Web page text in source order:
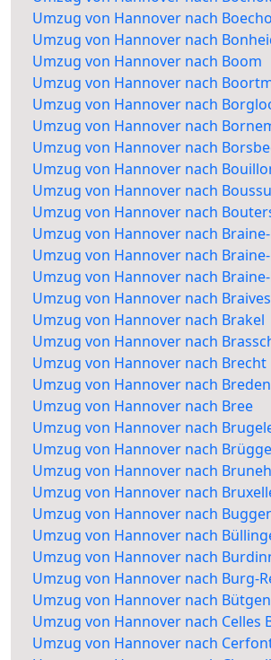
Umzug von Hannover nach
Umzug von Hannover nach
Umzug von Hannover nach Boom
Umzug von Hannover nach
Umzug von Hannover nach
Umzug von Hannover nach
Umzug von Hannover nach
Umzug von Hannover nach
Umzug von Hannover nach Boussu
Umzug von Hannover nach
Umzug von Hannover nach Braine-
Umzug von Hannover nach
Umzug von Hannover nach
Umzug von Hannover nach Braives
Umzug von Hannover nach Brakel
Umzug von Hannover nach
Umzug von Hannover nach Brecht
Umzug von Hannover nach
Umzug von Hannover nach Bree
Umzug von Hannover nach
Umzug von Hannover nach Brügge
Umzug von Hannover nach
Umzug von Hannover nach
Umzug von Hannover nach
Umzug von Hannover nach
Umzug von Hannover nach
Umzug von Hannover nach Burg-
Umzug von Hannover nach
Umzug von Hannover nach Celles
Umzug von Hannover nach